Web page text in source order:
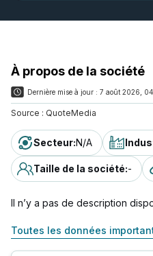
À propos de la société
Dernière mise à jour : 7 août 2026,
Source : QuoteMedia
Secteur:N/A
Taille de la société:-
Il n’y a pas de description
Toutes les données